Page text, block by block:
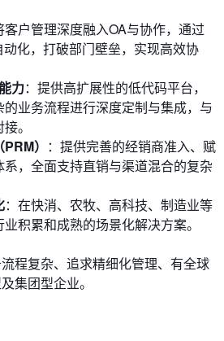
客户管理深度融入OA与协作，通过
化，打破部门壁垒，实现高效协
力：提供高扩展性的低代码平台，
业务流程进行深度定制与集成，与
。
） ：提供完善的经销商准入、赋
，全面支持直销与渠道混合的复杂
：在快消、农牧、高科技、制造业等
积累和成熟的场景化解决方案。
程复杂、追求精细化管理、有全球
集团型企业。